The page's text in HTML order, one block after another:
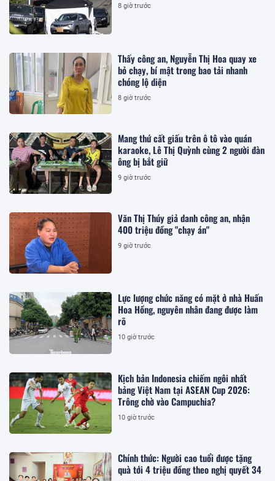
8 giờ trước
Thấy công an, Nguyễn Thị Hoa quay xe
bỏ chạy, bí mật trong bao tải nhanh
chóng lộ diện
8 giờ trước
Mang thứ cất giấu trên ô tô vào quán
karaoke, Lê Thị Quỳnh cùng 2 người đàn
ông bị bắt giữ
9 giờ trước
Văn Thị Thúy giả danh công an, nhận
400 triệu đồng "chạy án"
9 giờ trước
Lực lượng chức năng có mặt ở nhà Huấn
Hoa Hồng, nguyên nhân đang được làm
rõ
10 giờ trước
Kịch bản Indonesia chiếm ngôi nhất
bảng Việt Nam tại ASEAN Cup 2026:
Trông chờ vào Campuchia?
10 giờ trước
Chính thức: Người cao tuổi được tặng
quà tới 4 triệu đồng theo nghị quyết 34